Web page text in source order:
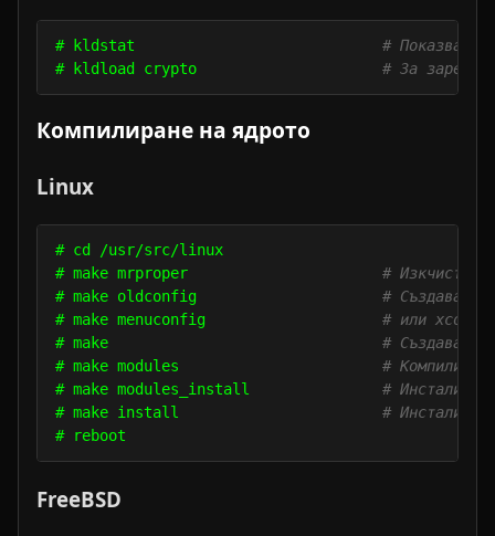
# kldstat # Показва
# kldload crypto # За
Компилиране на ядрото
Linux
# cd /usr/src/linux
# make mrproper # Изкчиства
# make oldconfig # Създава
# make menuconfig # или
# make # Създава
# make modules # Компилира
# make modules_install # Инсталира
# make install # Инсталира
FreeBSD